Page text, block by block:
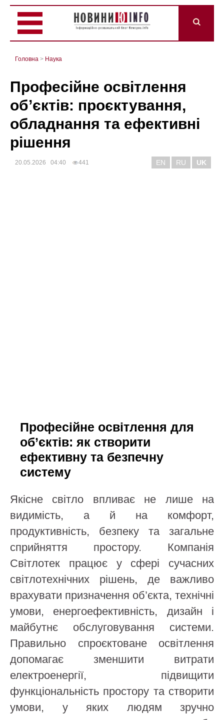
Головна > Наука
Професійне освітлення
об’єктів: проєктування,
обладнання та ефективні
рішення
20.05.2026 04:40 441 EN RU UK
Професійне освітлення для
об’єктів: як створити
ефективну та безпечну
систему
Якісне світло впливає не лише на
видимість, а й на комфорт,
продуктивність, безпеку та загальне
сприйняття простору. Компанія
Світлотек працює у сфері сучасних
світлотехнічних рішень, де важливо
врахувати призначення об’єкта, технічні
умови, енергоефективність, дизайн і
майбутнє обслуговування системи.
Правильно спроєктоване освітлення
допомагає зменшити витрати
електроенергії, підвищити
функціональність простору та створити
умови, у яких людям зручно